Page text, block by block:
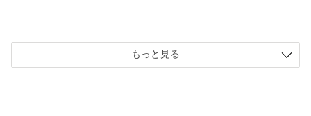
もっと見る